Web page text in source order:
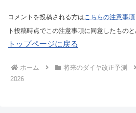
コメントを投稿される方は こちらの注意事項
ト投稿時点でこの注意事項に同意したものと
トップページに戻る
ホーム 将来のダイヤ改正予測
2026